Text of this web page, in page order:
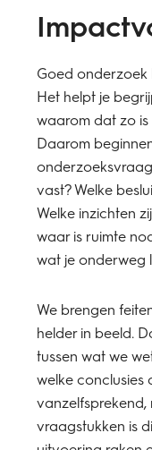
Goed
Het helpt je
waarom dat zo is
Daarom
vast? Welke
Welke inzichten
waar is ruimte
wat je onderweg
We brengen
helder in beeld.
tussen wat we
welke conclusies
vanzelfsprekend,
vraagstukken is